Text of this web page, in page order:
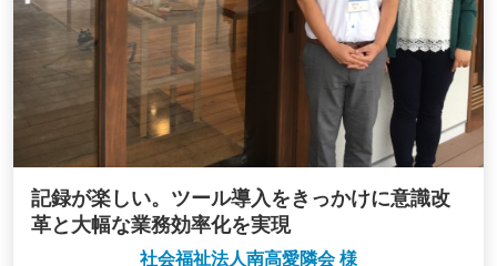
記録が楽しい。ツール導入をきっかけに意識改
革と大幅な業務効率化を実現
社会福祉法人南高愛隣会 様